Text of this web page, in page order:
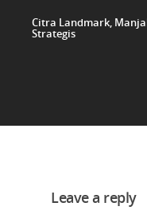
Citra Landmark,
Strategis
Leave a reply